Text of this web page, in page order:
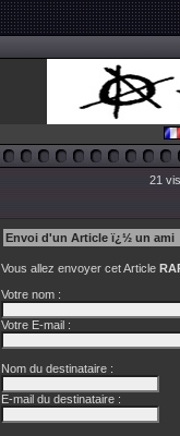
21
Envoi d'un Article ï¿½ un ami
Vous allez envoyer cet Article
Votre nom :
Votre E-mail :
Nom du destinataire :
E-mail du destinataire :